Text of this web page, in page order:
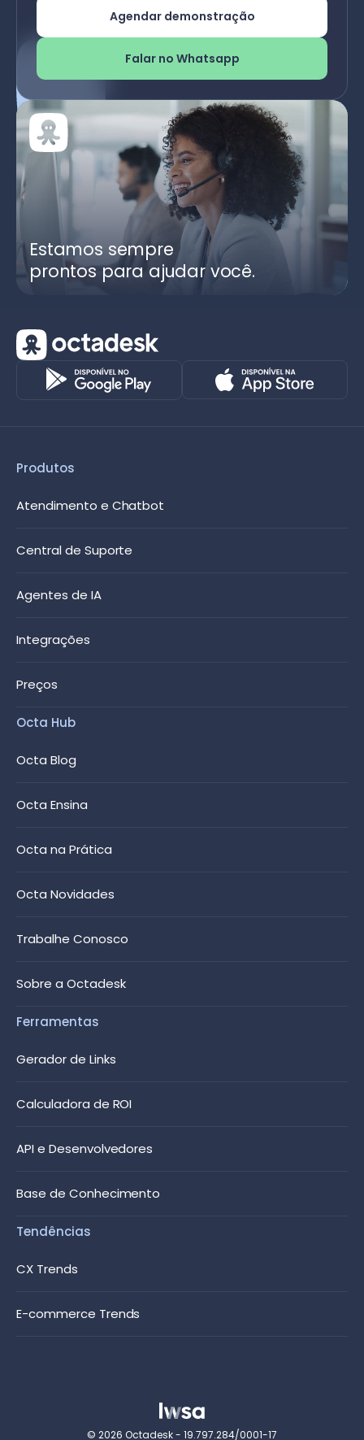
Agendar demonstração
Falar no Whatsapp
Estamos sempre
prontos para ajudar você.
Produtos
Atendimento e Chatbot
Central de Suporte
Agentes de IA
Integrações
Preços
Octa Hub
Octa Blog
Octa Ensina
Octa na Prática
Octa Novidades
Trabalhe Conosco
Sobre a Octadesk
Ferramentas
Gerador de Links
Calculadora de ROI
API e Desenvolvedores
Base de Conhecimento
Tendências
CX Trends
E-commerce Trends
© 2026 Octadesk - 19.797.284/0001-17